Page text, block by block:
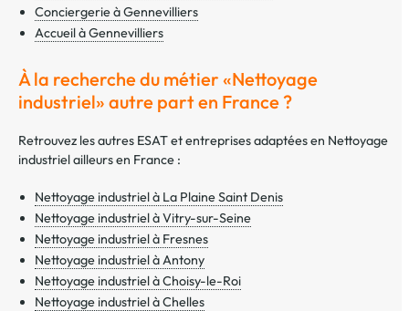
Conciergerie à Gennevilliers
Accueil à Gennevilliers
À la recherche du métier «Nettoyage
industriel» autre part en France ?
Retrouvez les autres ESAT et entreprises adaptées en Nettoyage
industriel ailleurs en France :
Nettoyage industriel à La Plaine Saint Denis
Nettoyage industriel à Vitry-sur-Seine
Nettoyage industriel à Fresnes
Nettoyage industriel à Antony
Nettoyage industriel à Choisy-le-Roi
Nettoyage industriel à Chelles